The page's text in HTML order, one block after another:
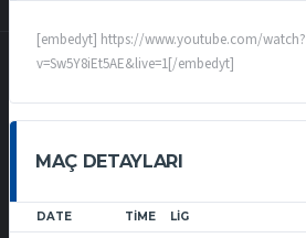
[embedyt] https://www.youtube.com/watch?
v=Sw5Y8iEt5AE&live=1[/embedyt]
MAÇ DETAYLARI
DATE TIME LIG